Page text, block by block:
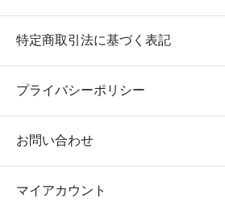
特定商取引法に基づく表記
プライバシーポリシー
お問い合わせ
マイアカウント